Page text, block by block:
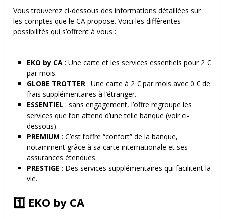
Vous trouverez ci-dessous des informations détaillées sur
les comptes que le CA propose. Voici les différentes
possibilités qui s’offrent à vous :
EKO by CA: Une carte et les services essentiels pour 2 €
par mois.
GLOBE TROTTER: Une carte à 2 € par mois avec 0 € de
frais supplémentaires à l’étranger.
ESSENTIEL : sans engagement, l’offre regroupe les
services que l’on attend d’une telle banque (voir ci-
dessous).
PREMIUM : C’est l’offre “confort” de la banque,
notamment grâce à sa carte internationale et ses
assurances étendues.
PRESTIGE : Des services supplémentaires qui facilitent la
vie.
1️⃣ EKO by CA